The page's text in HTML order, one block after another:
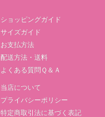
ショッピングガイド
サイズガイド
お支払方法
配送方法・送料
よくある質問Ｑ＆Ａ
当店について
プライバシーポリシー
特定商取引法に基づく表記